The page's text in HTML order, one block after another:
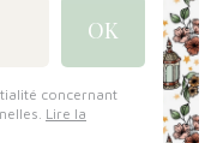
concernant
Lire la